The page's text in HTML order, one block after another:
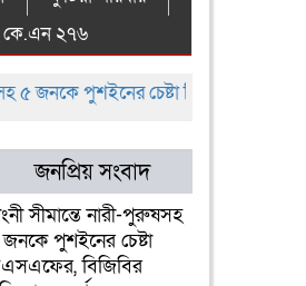
কে.এন ২৭৬
পুশইনের চেষ্টা বিএসএফের, বিজিবির
জনপ্রিয় সংবাদ
সীমান্তে নারী-পুরুষসহ
পুশইনের চেষ্টা
বিজিবির